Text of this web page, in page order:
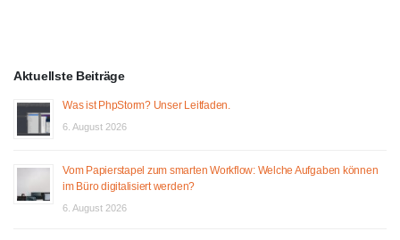
Aktuellste Beiträge
Was ist PhpStorm? Unser Leitfaden.
6. August 2026
Vom Papierstapel zum smarten Workflow: Welche Aufgaben können
im Büro digitalisiert werden?
6. August 2026